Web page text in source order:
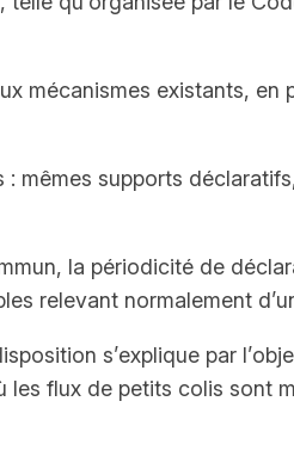
mécanismes existants, en
mêmes supports
la périodicité de
relevant normalement
s’explique par
les flux de petits colis sont